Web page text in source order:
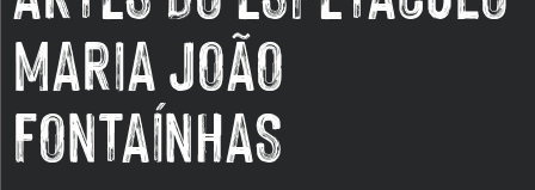
MARIA JOÃO
FONTAÍNHAS